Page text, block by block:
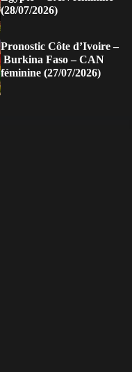
(28/07/2026)
Pronostic Côte d’Ivoire –
Burkina Faso – CAN
féminine (27/07/2026)